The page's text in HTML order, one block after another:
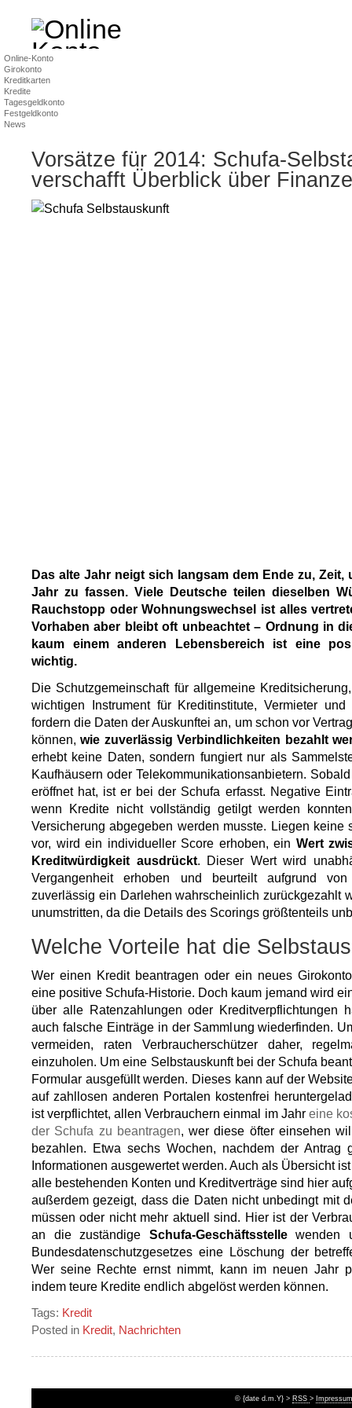
Online-Konto
Girokonto
Kreditkarten
Kredite
Tagesgeldkonto
Festgeldkonto
News
Vorsätze für 2014: Schufa-
verschafft Überblick über
Das alte Jahr neigt sich langsam dem Ende zu, Zeit,
Jahr zu fassen. Viele Deutsche teilen dieselben
Rauchstopp oder Wohnungswechsel ist alles
Vorhaben aber bleibt oft unbeachtet – Ordnung in
kaum einem anderen Lebensbereich ist eine
wichtig.
Die Schutzgemeinschaft für allgemeine
wichtigen Instrument für Kreditinstitute, Vermieter
fordern die Daten der Auskunftei an, um schon vor
können,wie zuverlässig Verbindlichkeiten bezahlt
erhebt keine Daten, sondern fungiert nur als
Kaufhäusern oder Telekommunikationsanbietern.
eröffnet hat, ist er bei der Schufa erfasst. Negative
wenn Kredite nicht vollständig getilgt werden
Versicherung abgegeben werden musste. Liegen keine
vor, wird ein individueller Score erhoben, ein Wert
Kreditwürdigkeit ausdrückt. Dieser Wert wird
Vergangenheit erhoben und beurteilt aufgrund von
zuverlässig ein Darlehen wahrscheinlich zurückgezahlt
unumstritten, da die Details des Scorings größtenteils
Welche Vorteile hat die
Wer einen Kredit beantragen oder ein neues
eine positive Schufa-Historie. Doch kaum jemand wird
über alle Ratenzahlungen oder Kreditverpflichtungen
auch falsche Einträge in der Sammlung wiederfinden.
vermeiden, raten Verbraucherschützer daher,
einzuholen. Um eine Selbstauskunft bei der Schufa
Formular ausgefüllt werden. Dieses kann auf der
auf zahllosen anderen Portalen kostenfrei
ist verpflichtet, allen Verbrauchern einmal im Jahr eine
der Schufa zu beantragen, wer diese öfter einsehen
bezahlen. Etwa sechs Wochen, nachdem der Antrag
Informationen ausgewertet werden. Auch als Übersicht
alle bestehenden Konten und Kreditverträge sind hier
außerdem gezeigt, dass die Daten nicht unbedingt mit
müssen oder nicht mehr aktuell sind. Hier ist der
an die zuständige Schufa-Geschäftsstellewenden
Bundesdatenschutzgesetzes eine Löschung der
Wer seine Rechte ernst nimmt, kann im neuen Jahr
indem teure Kredite endlich abgelöst werden können.
Tags: Kredit
Posted in Kredit, Nachrichten
© {date d.m.Y} > RSS >